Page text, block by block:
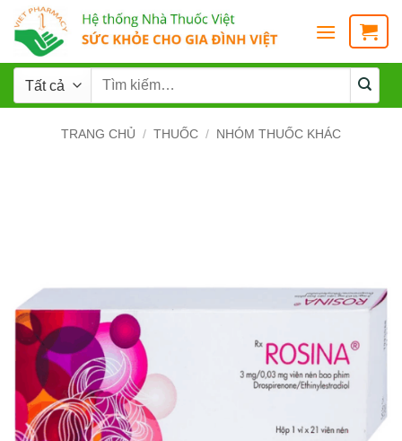
TRANG CHỦ / THUỐC / NHÓM THUỐC KHÁC